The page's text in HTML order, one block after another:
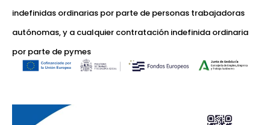
indefinidas ordinarias por parte de personas trabajadoras
autónomas, y a cualquier contratación indefinida ordinaria
por parte de pymes